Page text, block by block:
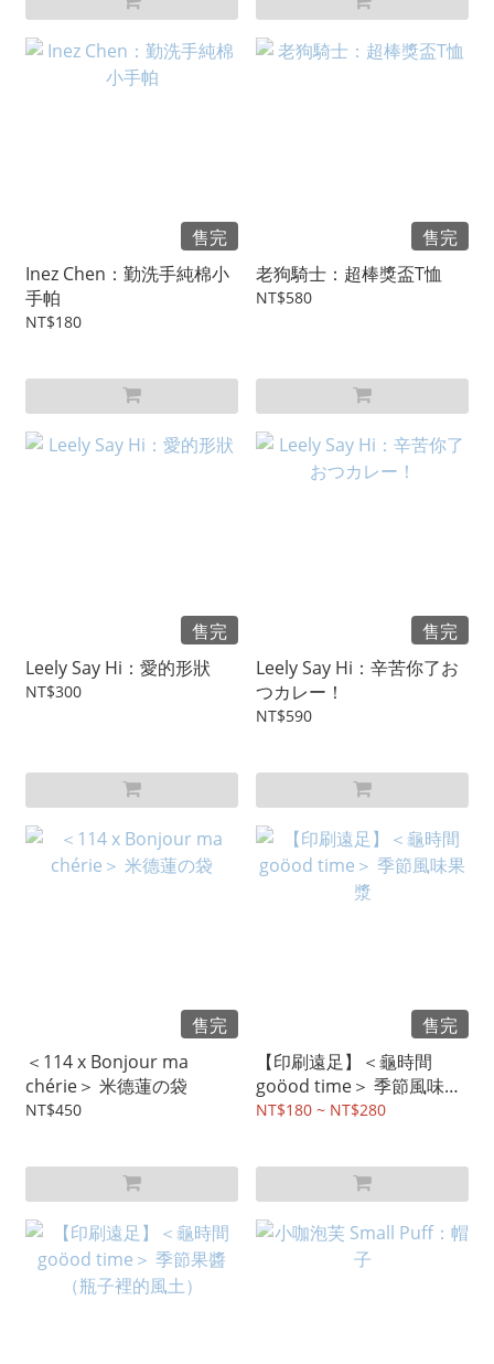
售完
Inez Chen：勤洗手純棉小
手帕
NT$180
售完
老狗騎士：超棒獎盃T恤
NT$580
售完
Leely Say Hi：愛的形狀
NT$300
售完
Leely Say Hi：辛苦你了お
つカレー！
NT$590
售完
＜114 x Bonjour ma
chérie＞ 米德蓮の袋
NT$450
售完
【印刷遠足】＜龜時間
goöod time＞ 季節風味果
漿
NT$180 ~ NT$280